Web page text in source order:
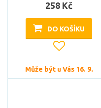
258 Kč
DO KOŠÍKU
Může být u Vás 16. 9.